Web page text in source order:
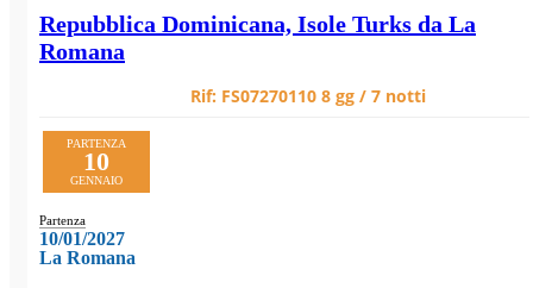
Repubblica Dominicana, Isole Turks da La
Romana
Rif: FS07270110 8 gg / 7 notti
PARTENZA
10
GENNAIO
Partenza
10/01/2027
La Romana